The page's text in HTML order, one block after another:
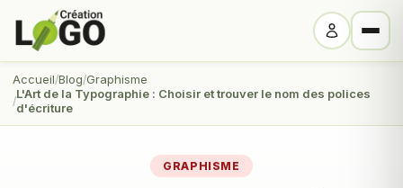
Accueil Blog Graphisme
L'Art de la Typographie : Choisir et trouver le nom des polices
d'écriture
GRAPHISME